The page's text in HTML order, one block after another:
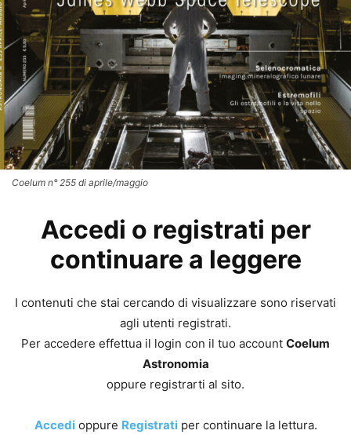
Coelum n° 255 di aprile/maggio
Accedi o registrati per
continuare a leggere
I contenuti che stai cercando di visualizzare sono riservati
agli utenti registrati.
Per accedere effettua il login con il tuo account Coelum
Astronomia
oppure registrarti al sito.
Accedioppure Registratiper continuare la lettura.